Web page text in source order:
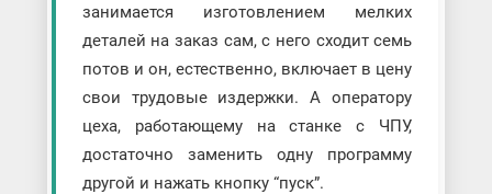
занимается изготовлением мелких
деталей на заказ сам, с него сходит семь
потов и он, естественно, включает в цену
свои трудовые издержки. А оператору
цеха, работающему на станке с ЧПУ,
достаточно заменить одну программу
другой и нажать кнопку “пуск”.